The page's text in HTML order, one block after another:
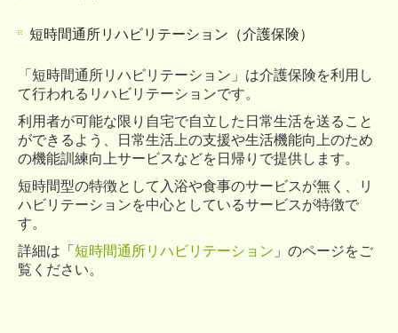
短時間通所リハビリテーション（介護保険）
「短時間通所リハビリテーション」は介護保険を利用し
て行われるリハビリテーションです。
利用者が可能な限り自宅で自立した日常生活を送ること
ができるよう、日常生活上の支援や生活機能向上のため
の機能訓練向上サービスなどを日帰りで提供します。
短時間型の特徴として入浴や食事のサービスが無く、リ
ハビリテーションを中心としているサービスが特徴で
す。
詳細は「 短時間通所リハビリテーション 」のページをご
覧ください。